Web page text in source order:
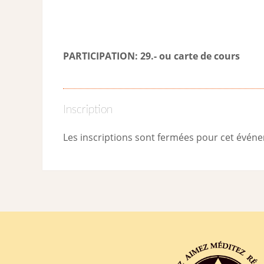
PARTICIPATION: 29.- ou carte de cours
Inscription
Les inscriptions sont fermées pour cet